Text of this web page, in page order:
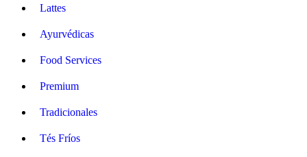
Lattes
Ayurvédicas
Food Services
Premium
Tradicionales
Tés Fríos